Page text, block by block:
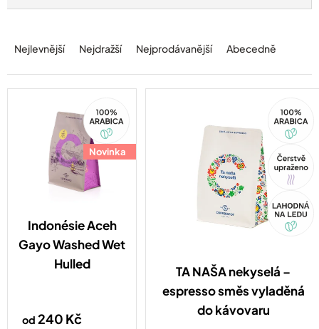
e
n
Nejlevnější Nejdražší Nejprodávanější Abecedně
Arabica
Novinka
Indonésie Aceh
Gayo Washed Wet
Hulled
od 240 Kč
Tip
Arabica
TA NAŠA nekyselá –
espresso směs vyladěná
do kávovaru